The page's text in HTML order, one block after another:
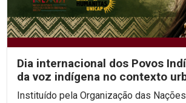
Dia internacional dos Povos
da voz indígena no contexto
Instituído pela Organização das